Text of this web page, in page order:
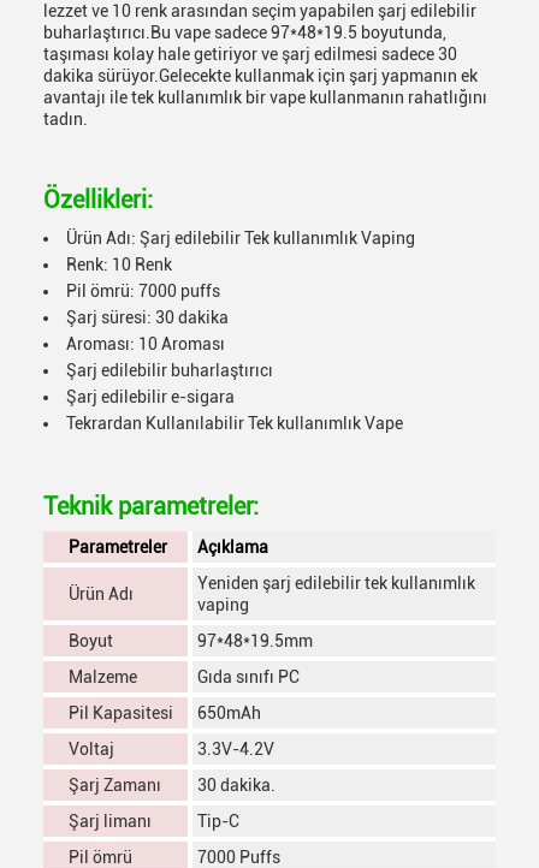
lezzet ve 10 renk arasından seçim yapabilen şarj edilebilir
buharlaştırıcı.Bu vape sadece 97*48*19.5 boyutunda,
taşıması kolay hale getiriyor ve şarj edilmesi sadece 30
dakika sürüyor.Gelecekte kullanmak için şarj yapmanın ek
avantajı ile tek kullanımlık bir vape kullanmanın rahatlığını
tadın.
Özellikleri:
Ürün Adı: Şarj edilebilir Tek kullanımlık Vaping
Renk: 10 Renk
Pil ömrü: 7000 puffs
Şarj süresi: 30 dakika
Aroması: 10 Aroması
Şarj edilebilir buharlaştırıcı
Şarj edilebilir e-sigara
Tekrardan Kullanılabilir Tek kullanımlık Vape
Teknik parametreler:
Parametreler Açıklama
Ürün Adı
Yeniden şarj edilebilir tek kullanımlık
vaping
Boyut
97*48*19.5mm
Malzeme
Gıda sınıfı PC
Pil Kapasitesi
650mAh
Voltaj
3.3V-4.2V
Şarj Zamanı
30 dakika.
Şarj limanı
Tip-C
Pil ömrü
7000 Puffs